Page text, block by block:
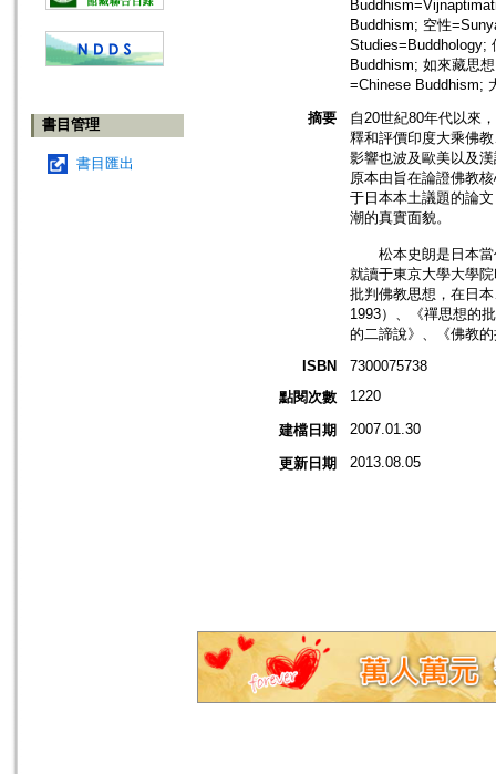
書目管理
書目匯出
Buddhism; 空性
Studies=Buddhology;
Buddhism; 如來藏思
=Chinese Buddhism;
摘要
自20世紀80年代以來
釋和評價印度大乘佛
影響也波及歐美以及
原本由旨在論證佛教
于日本本土議題的論
潮的真實面貌。
松本史朗是日本當
就讀于東京大學大學
批判佛教思想，在日
1993）、《禪思想的
的二諦說》、《佛教
ISBN
7300075738
點閱次數
1220
建檔日期 2007.01.30
更新日期 2013.08.05